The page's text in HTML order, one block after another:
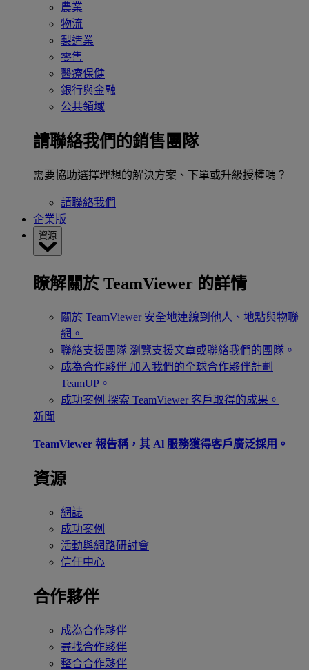
農業
物流
製造業
零售
醫療保健
銀行與金融
公共領域
請聯絡我們的銷售團隊
需要協助選擇理想的解決方案、下單或升級授權嗎？
請聯絡我們
企業版
資源
瞭解關於 TeamViewer 的詳情
關於 TeamViewer 安全地連線到他人、地點與物聯
網。
聯絡支援團隊 瀏覽支援文章或聯絡我們的團隊。
成為合作夥伴 加入我們的全球合作夥伴計劃
TeamUP。
成功案例 探索 TeamViewer 客戶取得的成果。
新聞
TeamViewer 報告稱，其 Al 服務獲得客戶廣泛採用。
資源
網誌
成功案例
活動與網路研討會
信任中心
合作夥伴
成為合作夥伴
尋找合作夥伴
整合合作夥伴